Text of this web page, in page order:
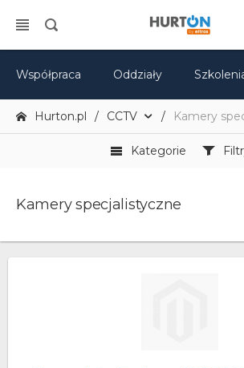
Współpraca Oddziały
Hurton.pl CCTV Kamery
Kategorie
Kamery specjalistyczne